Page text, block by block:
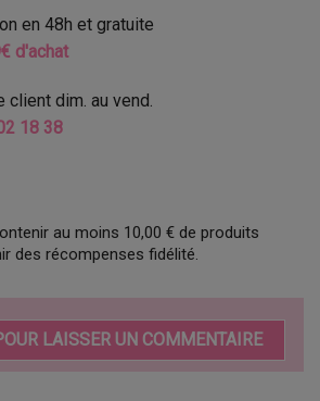
en 48h et gratuite
d'achat
client dim. au vend.
18 38
au moins 10,00 € de produits
des récompenses fidélité.
LAISSER UN COMMENTAIRE